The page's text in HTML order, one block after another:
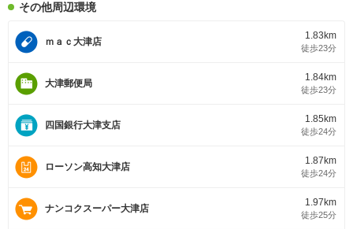
その他周辺環境
ｍａｃ大津店
1.83km
徒歩23分
大津郵便局
1.84km
徒歩23分
四国銀行大津支店
1.85km
徒歩24分
ローソン高知大津店
1.87km
徒歩24分
ナンコクスーパー大津店
1.97km
徒歩25分